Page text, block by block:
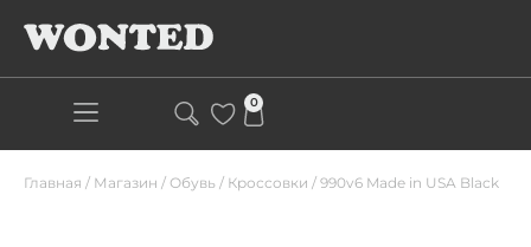
0
Главная / Магазин / Обувь / Кроссовки / 990v6 Made in USA Black